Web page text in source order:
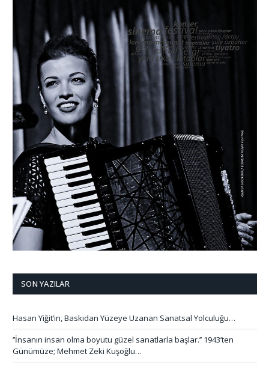
SON YAZILAR
Hasan Yiğit’in, Baskıdan Yüzeye Uzanan Sanatsal Yolculuğu…
‘’İnsanın insan olma boyutu güzel sanatlarla başlar.’’ 1943’ten
Günümüze; Mehmet Zeki Kuşoğlu…